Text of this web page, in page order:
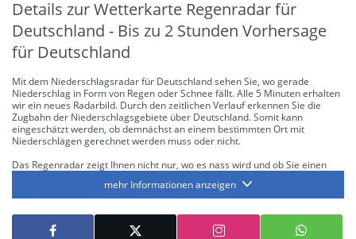
Details zur Wetterkarte Regenradar für
Deutschland - Bis zu 2 Stunden Vorhersage
für Deutschland
Mit dem Niederschlagsradar für Deutschland sehen Sie, wo gerade
Niederschlag in Form von Regen oder Schnee fällt. Alle 5 Minuten erhalten
wir ein neues Radarbild. Durch den zeitlichen Verlauf erkennen Sie die
Zugbahn der Niederschlagsgebiete über Deutschland. Somit kann
eingeschätzt werden, ob demnächst an einem bestimmten Ort mit
Niederschlägen gerechnet werden muss oder nicht.
Das Regenradar zeigt Ihnen nicht nur, wo es nass wird und ob Sie einen
die Niederschlagsintensität. Diese bezieht sich laut offiziellen Richtlinien
jeweils auf die Niederschlagsmenge in l/m² pro Stunde Regen- bzw.
Schneefall. Die 6 Stufen sind wie folgt gegliedert: Die hellen Blautöne
symbolisieren leichte bis mäßige Regen- bzw. Schneefälle mit einer
mehr Informationen anzeigen